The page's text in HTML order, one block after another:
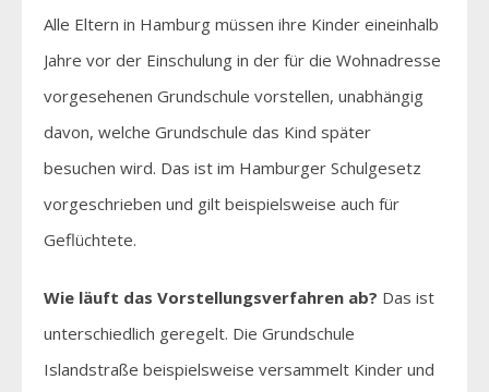
Alle Eltern in Hamburg müssen ihre Kinder eineinhalb
Jahre vor der Einschulung in der für die Wohnadresse
vorgesehenen Grundschule vorstellen, unabhängig
davon, welche Grundschule das Kind später
besuchen wird. Das ist im Hamburger Schulgesetz
vorgeschrieben und gilt beispielsweise auch für
Geflüchtete.
Wie läuft das Vorstellungsverfahren ab? Das ist
unterschiedlich geregelt. Die Grundschule
Islandstraße beispielsweise versammelt Kinder und